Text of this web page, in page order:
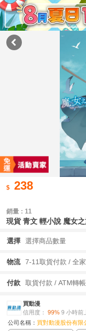
238
銷量 : 11
現貨 青文 輕小說 魔女
選擇 選擇商品數量
物流
付款 取貨付款 / ATM轉
買動漫
信用度： 99% 9 小時前
公司名稱： 買對動漫股份有限